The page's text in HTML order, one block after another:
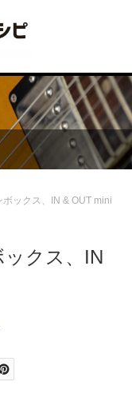
ックス、IN & OUT mini
クス、IN